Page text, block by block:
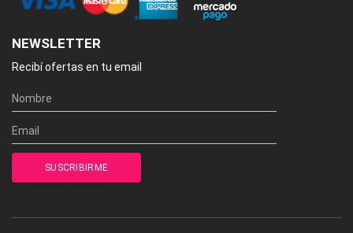
NEWSLETTER
Recibí ofertas en tu email